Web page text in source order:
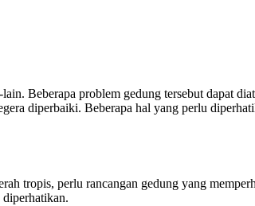
Beberapa problem gedung tersebut dapat
diperbaiki. Beberapa hal yang perlu
tropis, perlu rancangan gedung yang